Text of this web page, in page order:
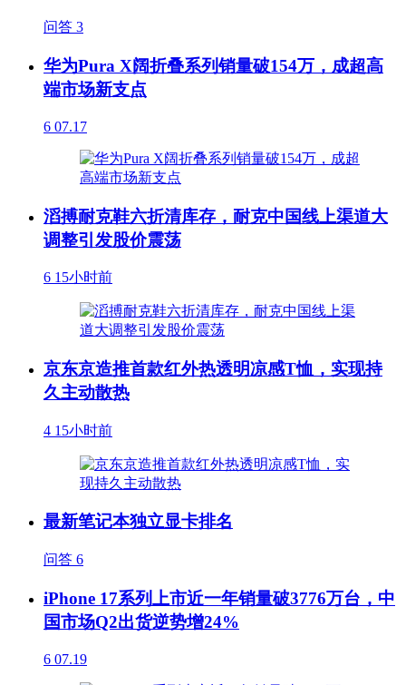
问答 3
华为Pura X阔折叠系列销量破154万，成超高
端市场新支点
6 07.17
滔搏耐克鞋六折清库存，耐克中国线上渠道大
调整引发股价震荡
6 15小时前
京东京造推首款红外热透明凉感T恤，实现持
久主动散热
4 15小时前
最新笔记本独立显卡排名
问答 6
iPhone 17系列上市近一年销量破3776万台，中
国市场Q2出货逆势增24%
6 07.19